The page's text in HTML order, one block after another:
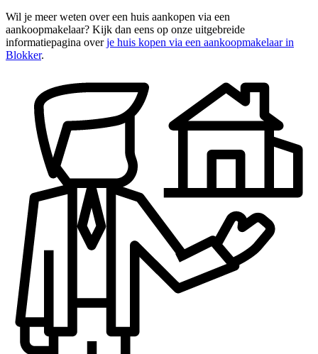
Wil je meer weten over een huis aankopen via een
aankoopmakelaar? Kijk dan eens op onze uitgebreide
informatiepagina overje huis kopen via een aankoopmakelaar in
Blokker.